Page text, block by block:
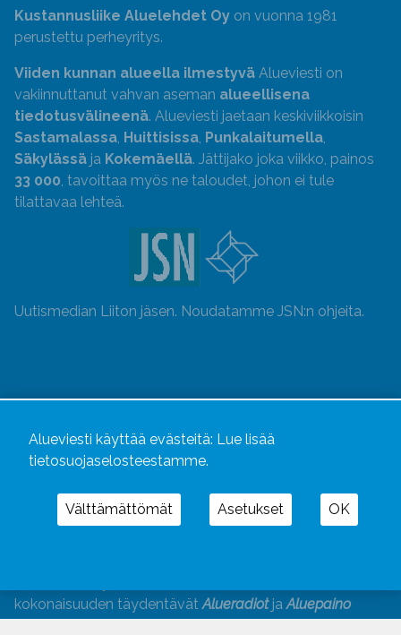
Kustannusliike Aluelehdet Oy on vuonna 1981
perustettu perheyritys.
Viiden kunnan alueella ilmestyvä Alueviesti on
vakiinnuttanut vahvan aseman alueellisena
tiedotusvälineenä. Alueviesti jaetaan keskiviikkoisin
Sastamalassa, Huittisissa, Punkalaitumella,
Säkylässä ja Kokemäellä. Jättijako joka viikko, painos
33 000, tavoittaa myös ne taloudet, johon ei tule
tilattavaa lehteä.
Uutismedian Liiton jäsen. Noudatamme JSN:n ohjeita.
kokonaisuuden täydentävätAlueradiotjaAluepaino
Alueviesti käyttää evästeitä: Lue lisää
tietosuojaselosteestamme.
Välttämättömät Asetukset OK